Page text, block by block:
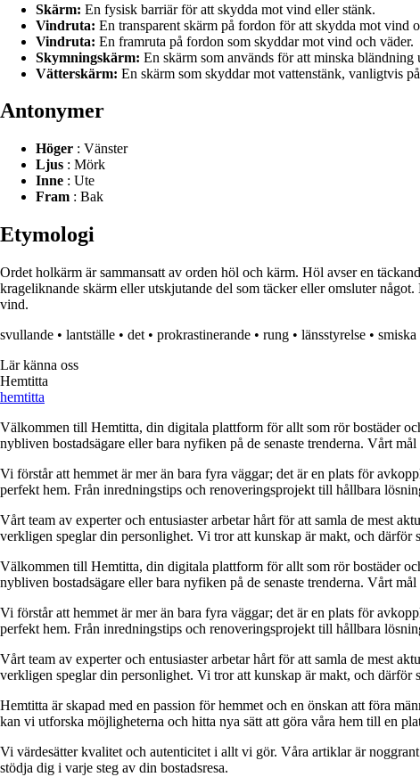
Skärm: En fysisk barriär för att skydda mot vind eller stänk.
Vindruta: En transparent skärm på fordon för att skydda mot vind
Vindruta: En framruta på fordon som skyddar mot vind och väder.
Skymningskärm: En skärm som används för att minska
Vätterskärm: En skärm som skyddar mot vattenstänk, vanligtvis
Antonymer
Höger : Vänster
Ljus : Mörk
Inne : Ute
Fram : Bak
Etymologi
Ordet holkärm är sammansatt av orden höl och kärm. Höl avser en
krageliknande skärm eller utskjutande del som täcker eller omsluter
vind.
svullande • lantställe • det • prokrastinerande • rung • länsstyrelse • smiska
Lär känna oss
Hemtitta
hemtitta
Välkommen till Hemtitta, din digitala plattform för allt som rör bostäder
nybliven bostadsägare eller bara nyfiken på de senaste trenderna. Vårt
Vi förstår att hemmet är mer än bara fyra väggar; det är en plats för
perfekt hem. Från inredningstips och renoveringsprojekt till hållbara
Vårt team av experter och entusiaster arbetar hårt för att samla de mest
verkligen speglar din personlighet. Vi tror att kunskap är makt, och
Välkommen till Hemtitta, din digitala plattform för allt som rör bostäder
nybliven bostadsägare eller bara nyfiken på de senaste trenderna. Vårt
Vi förstår att hemmet är mer än bara fyra väggar; det är en plats för
perfekt hem. Från inredningstips och renoveringsprojekt till hållbara
Vårt team av experter och entusiaster arbetar hårt för att samla de mest
verkligen speglar din personlighet. Vi tror att kunskap är makt, och
Hemtitta är skapad med en passion för hemmet och en önskan att föra
kan vi utforska möjligheterna och hitta nya sätt att göra våra hem till en
Vi värdesätter kvalitet och autenticitet i allt vi gör. Våra artiklar är
stödja dig i varje steg av din bostadsresa.